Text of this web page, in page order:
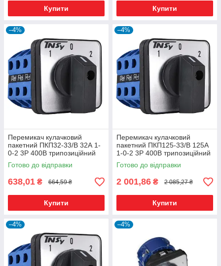
Купити Купити
–4%
Перемикач кулачковий
пакетний ПКП32-33/В 32А 1-
0-2 3Р 400B трипозиційний
Готово до відправки
638,01 ₴ 664,59 ₴
Купити
–4%
Перемикач кулачковий
пакетний ПКП125-33/В 125А
1-0-2 3Р 400B трипозиційний
Готово до відправки
2 001,86 ₴ 2 085,27 ₴
Купити
–4% –4%